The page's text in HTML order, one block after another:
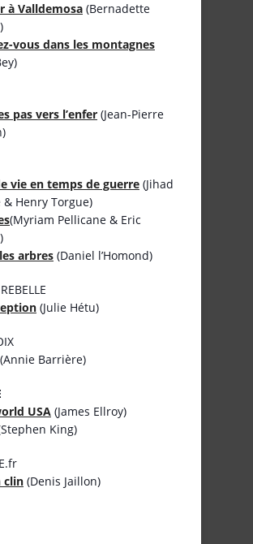
à Valldemosa (Bernadette
vous dans les montagnes
pas vers l’enfer (Jean-Pierre
vie en temps de guerre (Jihad
& Henry Torgue)
(Myriam Pellicane & Eric
arbres (Daniel l’Homond)
(Julie Hétu)
(Annie Barrière)
USA (James Ellroy)
King)
clin (Denis Jaillon)